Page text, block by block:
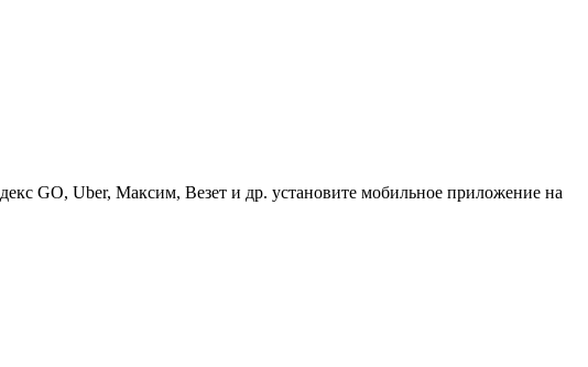
GO, Uber, Максим, Везет и др. установите мобильное приложение на